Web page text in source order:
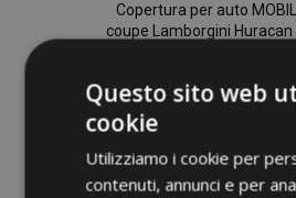
Copertura per auto
coupe Lamborgini
Questo sito web
cookie
Utilizziamo i cookie per
contenuti, annunci e per